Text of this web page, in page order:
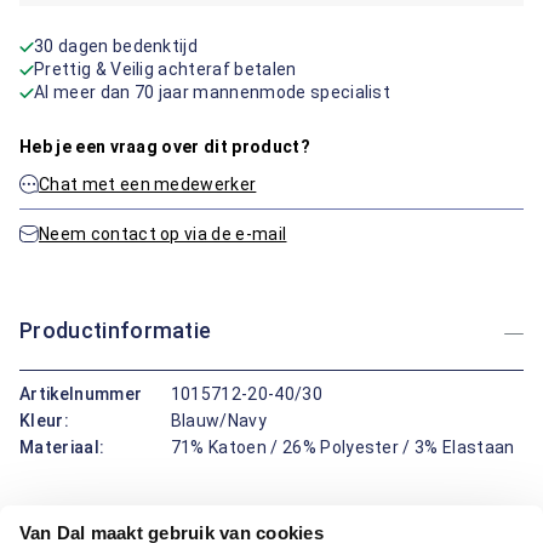
Van Dal maakt gebruik van cookies
30 dagen bedenktijd
Prettig & Veilig achteraf betalen
Al meer dan 70 jaar mannenmode specialist
Heb je een vraag over dit product?
Chat met een medewerker
Neem contact op via de e-mail
Productinformatie
Artikelnummer
1015712-20-40/30
Kleur:
Blauw/Navy
Materiaal:
71% Katoen / 26% Polyester / 3% Elastaan